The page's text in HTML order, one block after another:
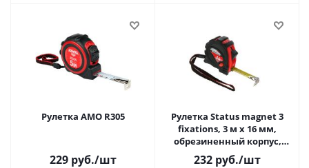
Рулетка AMO R305
229 руб./шт
Рулетка Status magnet 3
fixations, 3 м х 16 мм,
обрезиненный корпус,
зацеп с магнитом// Matrix
232 руб./шт